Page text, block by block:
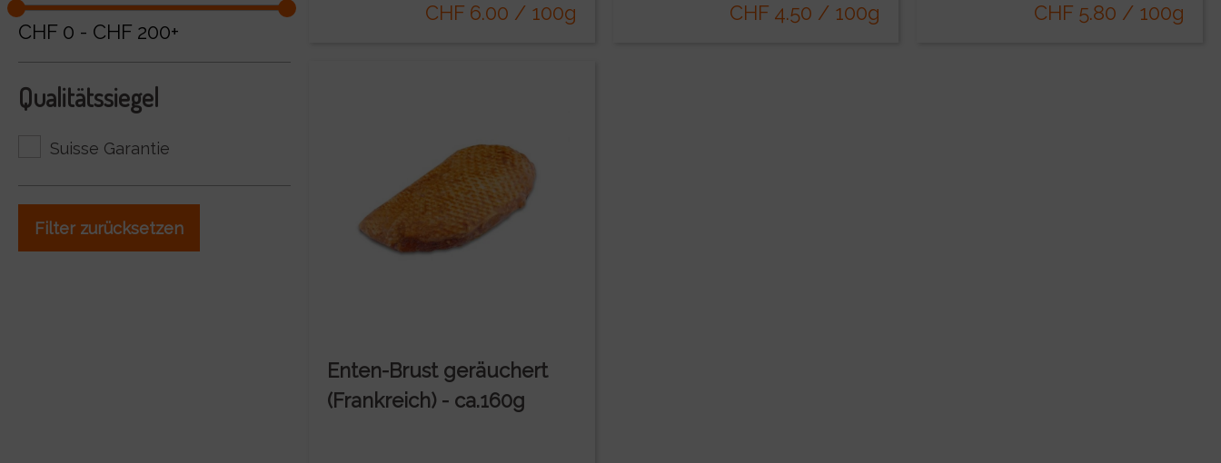
CHF 0 - CHF 200+
Qualitätssiegel
Suisse Garantie
Filter zurücksetzen
CHF 6.00 / 100g CHF 4.50 / 100g CHF 5.80 / 100g
Enten-Brust geräuchert
(Frankreich) - ca.160g